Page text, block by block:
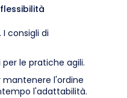
consigli di
le pratiche agili.
mantenere l'ordine
l'adattabilità.